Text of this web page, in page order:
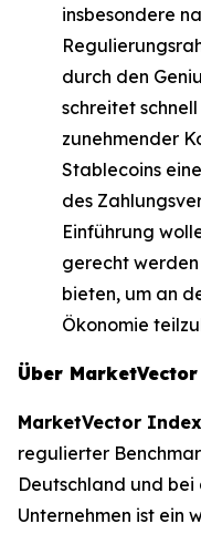
insbesondere
durch den
schreitet
zunehmender
Stablecoins
des
Einführung
gerecht
bieten, um an
Ökonomie
Über MarketVector
MarketVector
regulierter
Deutschland und bei
Unternehmen ist ein